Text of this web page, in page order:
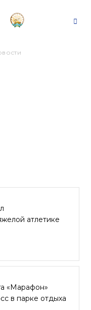
атлетике
«Марафон»
в парке отдыха